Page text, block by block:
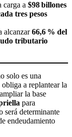
carga a $98 billones
tres pesos
alcanzar66,6 % del
tributario
solo es una
a replantear la
la base
para
será determinante
endeudamiento